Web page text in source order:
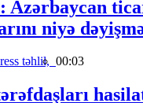
Azərbaycan
niyə
təhlil, 00:03